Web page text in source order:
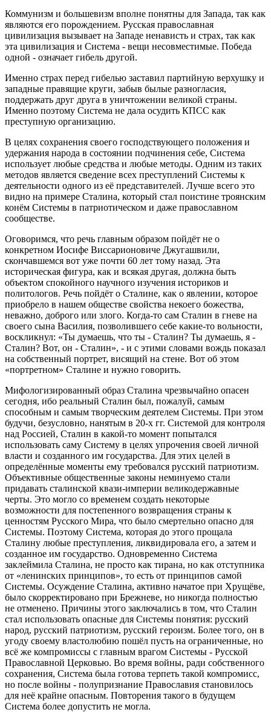
Коммунизм и большевизм вполне понятны для Запада, так как
являются его порождением. Русская православная
цивилизация вызывает на Западе ненависть и страх, так как
эта цивилизация и Система - вещи несовместимые. Победа
одной - означает гибель другой.
Именно страх перед гибелью заставил партийную верхушку и
западные правящие круги, забыв былые разногласия,
поддержать друг друга в уничтожении великой страны.
Именно поэтому Система не дала осудить КПСС как
преступную организацию.
В целях сохранения своего господствующего положения и
удержания народа в состоянии подчинения себе, Система
использует любые средства и любые методы. Одним из таких
методов является сведение всех преступлений Системы к
деятельности одного из её представителей. Лучше всего это
видно на примере Сталина, который стал поистине троянским
конём Системы в патриотическом и даже православном
сообществе.
Оговоримся, что речь главным образом пойдёт не о
конкретном Иосифе Виссарионовиче Джугашвили,
скончавшемся вот уже почти 60 лет тому назад. Эта
историческая фигура, как и всякая другая, должна быть
объектом спокойного научного изучения историков и
политологов. Речь пойдёт о Сталине, как о явлении, которое
приобрело в нашем обществе свойства некоего божества,
неважно, доброго или злого. Когда-то сам Сталин в гневе на
своего сына Василия, позволившего себе какие-то вольности,
воскликнул: «Ты думаешь, что ты - Сталин? Ты думаешь, я -
Сталин? Вот, он - Сталин», - и с этими словами вождь показал
на собственный портрет, висящий на стене. Вот об этом
«портретном» Сталине и нужно говорить.
Мифологизированный образ Сталина чрезвычайно опасен
сегодня, ибо реальный Сталин был, пожалуй, самым
способным и самым творческим деятелем Системы. При этом
будучи, безусловно, нанятым в 20-х гг. Системой для контроля
над Россией, Сталин в какой-то момент попытался
использовать саму Систему в целях упрочения своей личной
власти и созданного им государства. Для этих целей в
определённые моменты ему требовался русский патриотизм.
Объективные общественные законы неминуемо стали
придавать сталинской квази-империи великодержавные
черты. Это могло со временем создать некоторые
возможности для постепенного возвращения страны к
ценностям Русского Мира, что было смертельно опасно для
Системы. Поэтому Система, которая до этого прощала
Сталину любые преступления, ликвидировала его, а затем и
созданное им государство. Одновременно Система
заклеймила Сталина, не просто как тирана, но как отступника
от «ленинских принципов», то есть от принципов самой
Системы. Осуждение Сталина, активно начатое при Хрущёве,
было скорректировано при Брежневе, но никогда полностью
не отменено. Причины этого заключались в том, что Сталин
стал использовать опасные для Системы понятия: русский
народ, русский патриотизм, русский героизм. Более того, он в
угоду своему властолюбию пошёл пусть на ограниченные, но
всё же компромиссы с главным врагом Системы - Русской
Православной Церковью. Во время войны, ради собственного
сохранения, Система была готова терпеть такой компромисс,
но после войны - полупризнание Православия становилось
для неё крайне опасным. Повторения такого в будущем
Система более допустить не могла.